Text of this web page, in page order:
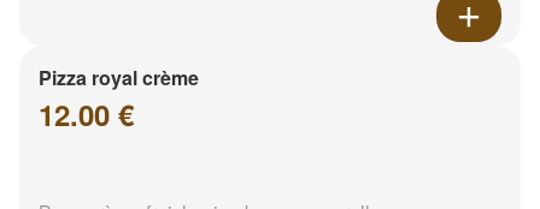
Pizza royal crème
12.00 €